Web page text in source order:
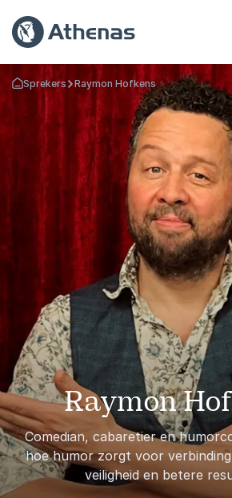
Terug naar de startpagina
Sprekers Raymon Hofkens
Raymon
Comedian, cabaretier en
hoe humor zorgt voor
veiligheid en betere